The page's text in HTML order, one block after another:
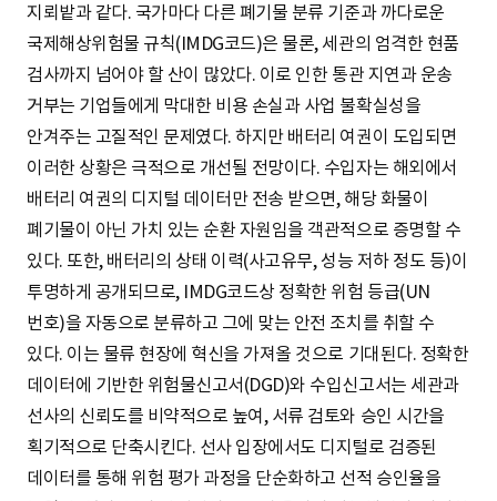
지뢰밭과 같다. 국가마다 다른 폐기물 분류 기준과 까다로운
국제해상위험물 규칙(IMDG코드)은 물론, 세관의 엄격한 현품
검사까지 넘어야 할 산이 많았다. 이로 인한 통관 지연과 운송
거부는 기업들에게 막대한 비용 손실과 사업 불확실성을
안겨주는 고질적인 문제였다. 하지만 배터리 여권이 도입되면
이러한 상황은 극적으로 개선될 전망이다. 수입자는 해외에서
배터리 여권의 디지털 데이터만 전송 받으면, 해당 화물이
폐기물이 아닌 가치 있는 순환 자원임을 객관적으로 증명할 수
있다. 또한, 배터리의 상태 이력(사고유무, 성능 저하 정도 등)이
투명하게 공개되므로, IMDG코드상 정확한 위험 등급(UN
번호)을 자동으로 분류하고 그에 맞는 안전 조치를 취할 수
있다. 이는 물류 현장에 혁신을 가져올 것으로 기대된다. 정확한
데이터에 기반한 위험물신고서(DGD)와 수입신고서는 세관과
선사의 신뢰도를 비약적으로 높여, 서류 검토와 승인 시간을
획기적으로 단축시킨다. 선사 입장에서도 디지털로 검증된
데이터를 통해 위험 평가 과정을 단순화하고 선적 승인율을